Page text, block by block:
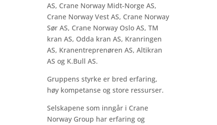
AS, Crane Norway Midt-Norge AS,
Crane Norway Vest AS, Crane Norway
Sør AS, Crane Norway Oslo AS, TM
kran AS, Odda kran AS, Kranringen
AS, Kranentreprenøren AS, Altikran
AS og K.Bull AS.
Gruppens styrke er bred erfaring,
høy kompetanse og store ressurser.
Selskapene som inngår i Crane
Norway Group har erfaring og